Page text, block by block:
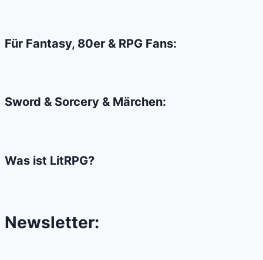
Für Fantasy, 80er & RPG Fans:
Sword & Sorcery & Märchen:
Was ist LitRPG?
Newsletter: